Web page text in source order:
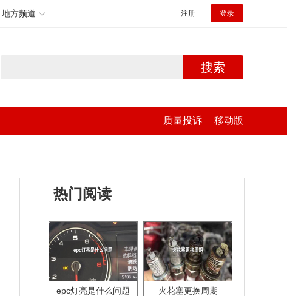
地方频道 注册 登录
搜索
质量投诉 移动版
热门阅读
epc灯亮是什么问题 火花塞更换周期